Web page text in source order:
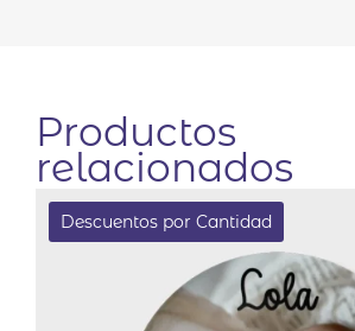
Productos
relacionados
Descuentos por Cantidad